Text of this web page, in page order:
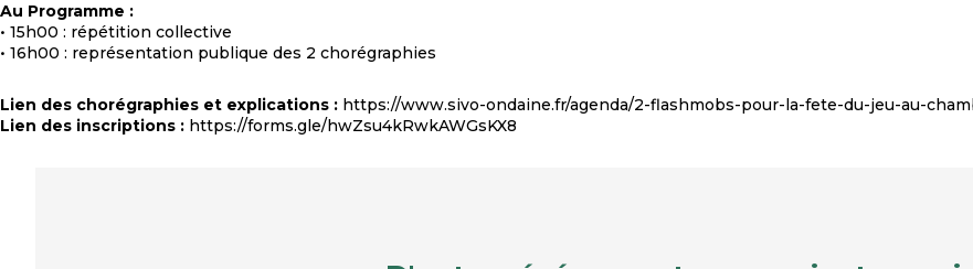
Au Programme :
• 15h00 : répétition collective
• 16h00 : représentation publique des 2 chorégraphies
Lien des chorégraphies et explications : https://www.sivo-ondaine.fr/agenda/2-flashmobs-pour-la-fete-du-jeu-au-
Lien des inscriptions : https://forms.gle/hwZsu4kRwkAWGsKX8